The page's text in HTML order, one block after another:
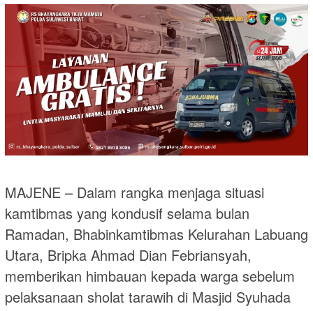
MAJENE – Dalam rangka menjaga situasi
kamtibmas yang kondusif selama bulan
Ramadan, Bhabinkamtibmas Kelurahan Labuang
Utara, Bripka Ahmad Dian Febriansyah,
memberikan himbauan kepada warga sebelum
pelaksanaan sholat tarawih di Masjid Syuhada